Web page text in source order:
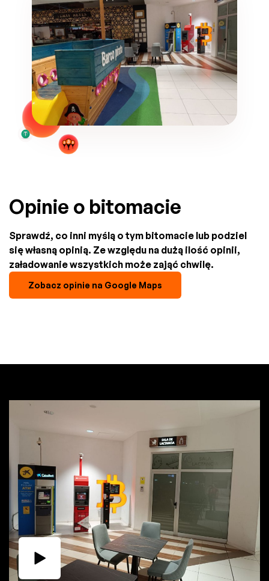
Opinie o bitomacie
Sprawdź, co inni myślą o tym bitomacie lub podziel
się własną opinią. Ze względu na dużą ilość opinii,
załadowanie wszystkich może zająć chwilę.
Zobacz opinie na Google Maps